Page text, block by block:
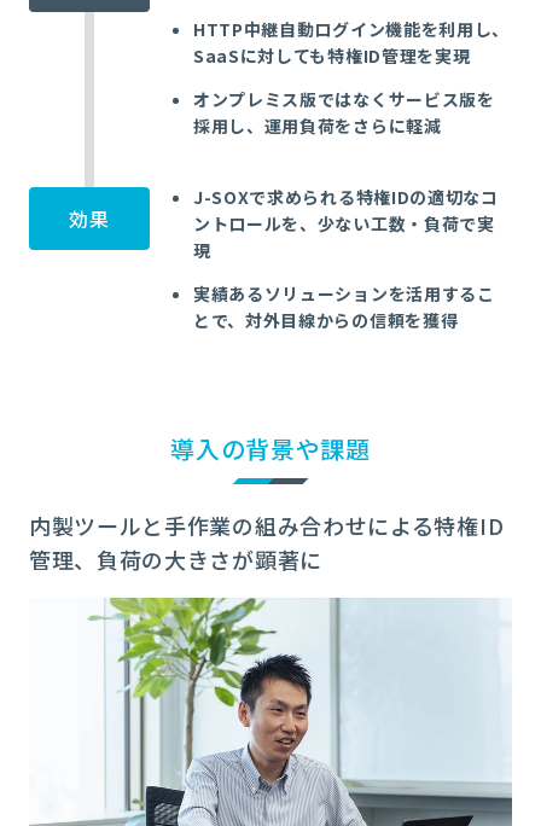
HTTP中継自動ログイン機能を利用し、
SaaSに対しても特権ID管理を実現
オンプレミス版ではなくサービス版を
採用し、運用負荷をさらに軽減
効果
J-SOXで求められる特権IDの適切なコ
ントロールを、少ない工数・負荷で実
現
実績あるソリューションを活用するこ
とで、対外目線からの信頼を獲得
導入の背景や課題
内製ツールと手作業の組み合わせによる特権ID
管理、負荷の大きさが顕著に